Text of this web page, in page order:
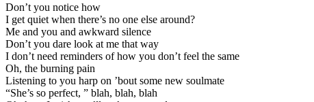
Don’t you notice how
I get quiet when there’s no one else around?
Me and you and awkward silence
Don’t you dare look at me that way
I don’t need reminders of how you don’t feel the same
Oh, the burning pain
Listening to you harp on ’bout some new soulmate
“She’s so perfect, ” blah, blah, blah